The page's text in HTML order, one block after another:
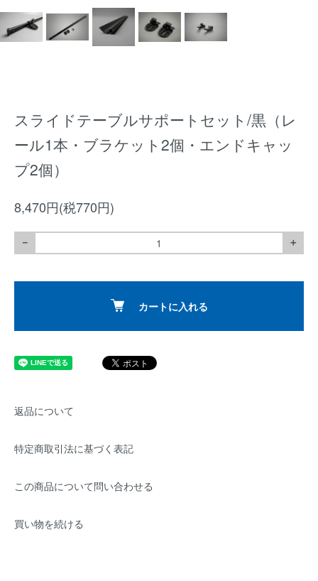
スライドテーブルサポートセット/黒（レ
ール1本・ブラケット2個・エンドキャッ
プ2個）
8,470円(税770円)
－ ＋
カートに入れる
返品について
特定商取引法に基づく表記
この商品について問い合わせる
買い物を続ける